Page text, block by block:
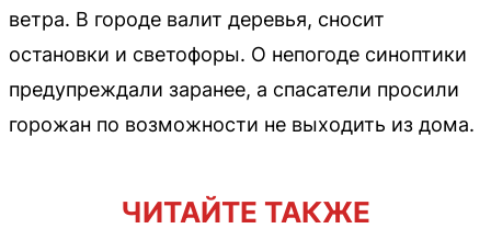
ветра. В городе валит деревья, сносит
остановки и светофоры. О непогоде синоптики
предупреждали заранее, а спасатели просили
горожан по возможности не выходить из дома.
ЧИТАЙТЕ ТАКЖЕ